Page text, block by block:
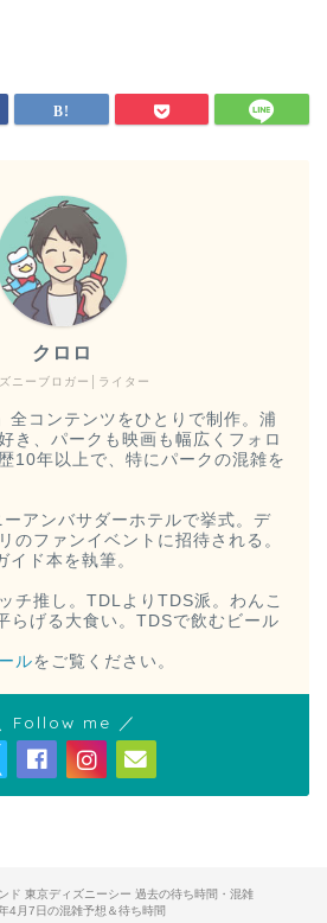
ニーブロガー│ライター
クロロ
コンテンツをひとりで制作。浦
き、パークも映画も幅広くフォロ
10年以上で、特にパークの混雑を
アンバサダーホテルで挙式。デ
のファンイベントに招待される。
ド本を執筆。
チ推し。TDLよりTDS派。わんこ
らげる大食い。TDSで飲むビール
ルをご覧ください。
Follow me ／
ド 東京ディズニーシー 過去の待ち時間・混雑
4月7日の混雑予想＆待ち時間